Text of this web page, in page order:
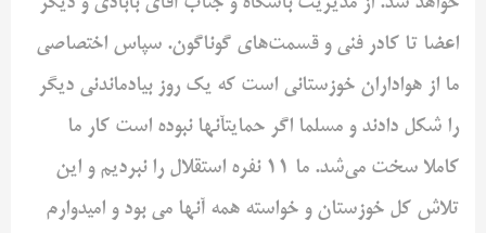
اعضا تا کادر فنی و قسمت‌های گوناگون. سپاس اختصاصی
ما از هواداران خوزستانی است که یک روز بیادماندنی دیگر
را شکل دادند و مسلما اگر حمایتآنها نبوده است کار ما
کاملا سخت می‌شد. ما 11 نفره استقلال را نبردیم و این
تلاش کل خوزستان و خواسته همه آنها می بود و امیدوارم